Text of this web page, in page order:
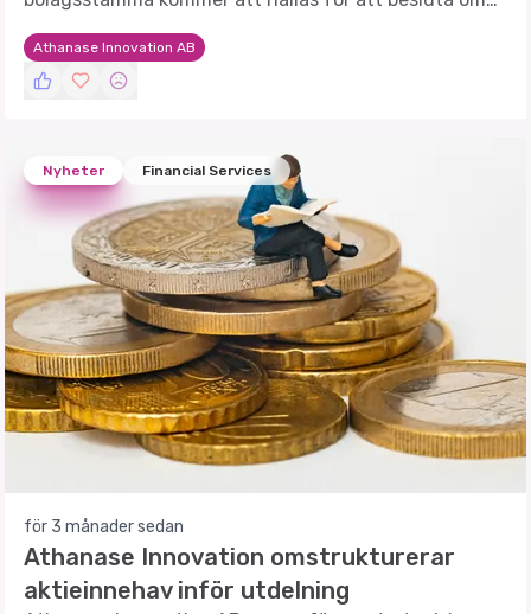
utdelningen av det helägda dotterbolaget Palvora
AB.
Athanase Innovation AB
Nyheter Financial Services
för 3 månader sedan
Athanase Innovation omstrukturerar
aktieinnehav inför utdelning